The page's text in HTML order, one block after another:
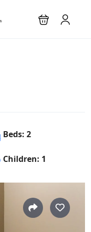
Beds: 2
Children: 1